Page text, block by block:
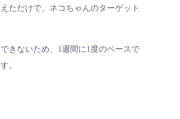
ただけで、ネコちゃんのターゲット
きないため、1週間に1度のペースで
。